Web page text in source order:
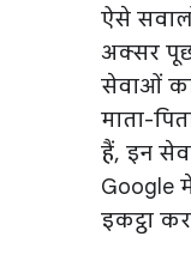
ऐसे
अक्सर
सेवाओं
माता-
हैं, इन
Google
इकट्ठा